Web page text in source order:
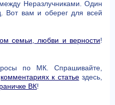
Неразлучниками. Один
Вот вам и оберег для всей
семьи, любви и верности!
по МК. Спрашивайте,
комментариях к статьездесь,
ВК!